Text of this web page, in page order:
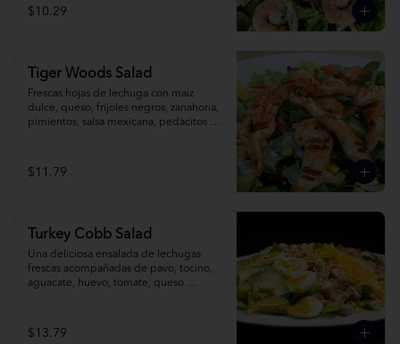
$10.29
Tiger Woods Salad
Frescas hojas de lechuga con maiz
dulce, queso, frijoles negros, zanahoria,
pimientos, salsa mexicana, pedacitos de
$11.79
Turkey Cobb Salad
Una deliciosa ensalada de lechugas
frescas acompañadas de pavo, tocino,
aguacate, huevo, tomate, queso
mostaza dulce.
$13.79